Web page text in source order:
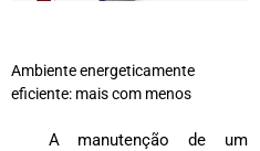
Ambiente energeticamente
eficiente: mais com menos
A manutenção de um